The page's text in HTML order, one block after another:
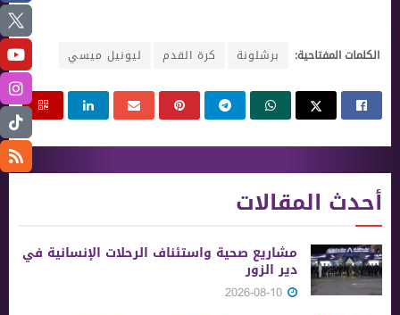
الكلمات المفتاحية: برشلونة كرة القدم ليونيل ميسي
أحدث المقالات
مشاريع صحية واستئناف الرحلات الإنسانية في
دير الزور